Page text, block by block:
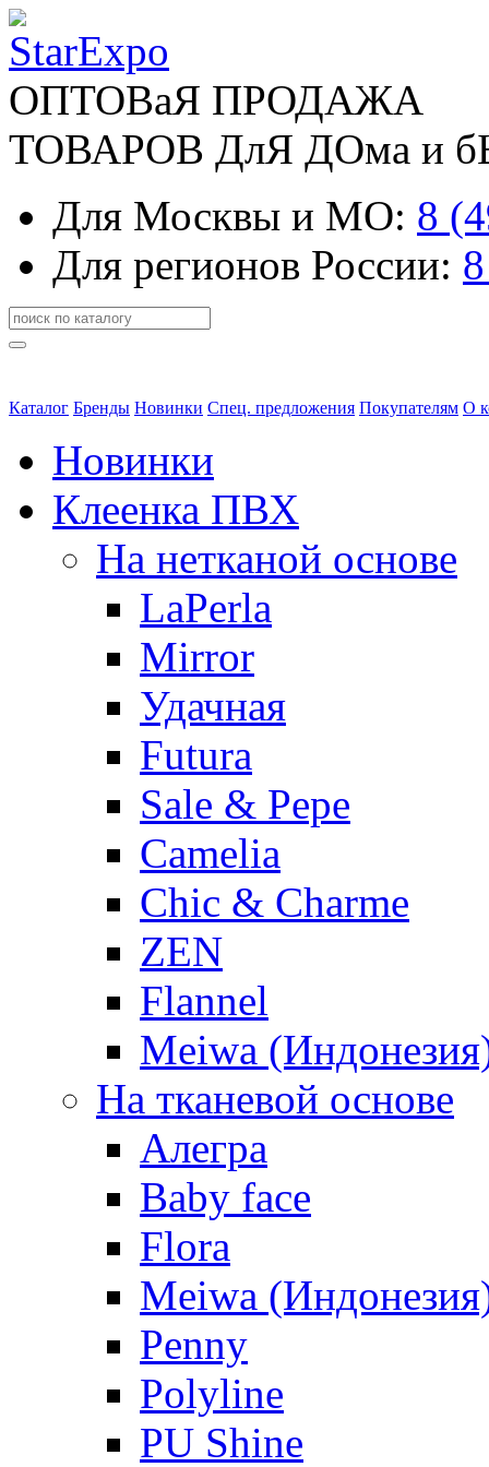
ОПТОВаЯ ПРОДАЖА
ТОВАРОВ ДлЯ ДОма и
Для Москвы и МО: 8
Для регионов России:
Каталог Бренды Новинки Спец. предложения Покупателям О
Новинки
Клеенка ПВХ
На нетканой основе
LaPerla
Mirror
Удачная
Futura
Sale & Pepe
Camelia
Chic & Charme
ZEN
Flannel
Meiwa
На тканевой основе
Алегра
Baby face
Flora
Meiwa
Penny
Polyline
PU Shine